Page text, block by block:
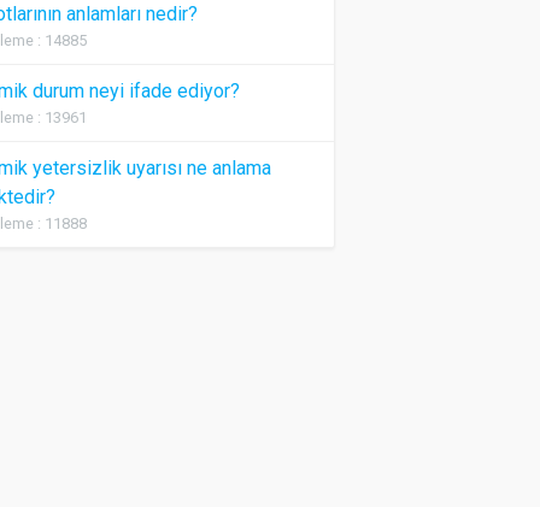
anlamları nedir?
: 14885
durum neyi ifade ediyor?
: 13961
yetersizlik uyarısı ne anlama
: 11888